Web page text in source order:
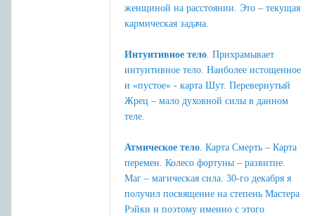
женщиной на расстоянии. Это – текущая
кармическая задача.
Интуитивное тело. Прихрамывает
интуитивное тело. Наиболее истощенное
и «пустое» - карта Шут. Перевернутый
Жрец – мало духовной силы в данном
теле.
Атмическое тело. Карта Смерть – Карта
перемен. Колесо фортуны – развитие.
Маг – магическая сила. 30-го декабря я
получил посвящение на степень Мастера
Рэйки и поэтому именно с этого